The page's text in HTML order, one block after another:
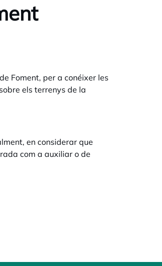
Foment, per a conéixer les
els terrenys de la
en considerar que
com a auxiliar o de